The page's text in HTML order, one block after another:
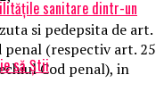
si pedepsita de art.
(respectiv art. 25
Cod penal), in
sanitare dintr-un
să Știi